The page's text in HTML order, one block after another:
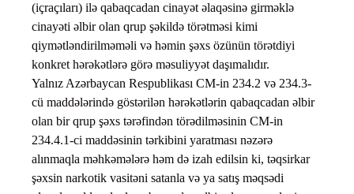
(içraçıları) ilə qabaqcadan cinayət əlaqəsinə girməklə
cinayəti əlbir olan qrup şəkildə törətməsi kimi
qiymətləndirilməməli və həmin şəxs özünün törətdiyi
konkret hərəkətlərə görə məsuliyyət daşımalıdır.
Yalnız Azərbaycan Respublikası CM-in 234.2 və 234.3-
cü maddələrində göstərilən hərəkətlərin qabaqcadan əlbir
olan bir qrup şəxs tərəfindən törədilməsinin CM-in
234.4.1-ci maddəsinin tərkibini yaratması nəzərə
alınmaqla məhkəmələrə həm də izah edilsin ki, təqsirkar
şəxsin narkotik vasitəni satanla və ya satış məqsədi